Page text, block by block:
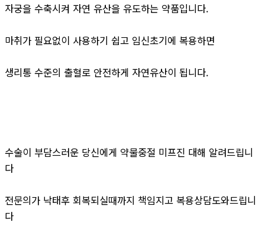
자궁을 수축시켜 자연 유산을 유도하는 약품입니다.
마취가 필요없이 사용하기 쉽고 임신초기에 복용하면
생리통 수준의 출혈로 안전하게 자연유산이 됩니다.
수술이 부담스러운 당신에게 약물중절 미프진 대해 알려드립니
다
전문의가 낙태후 회복되실때까지 책임지고 복용상담도와드립니
다